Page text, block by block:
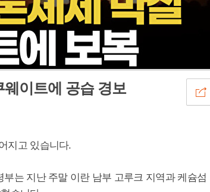
이트에 공습 경보
지고 있습니다.
는 지난 주말 이란 남부 고루크 지역과 케슘섬